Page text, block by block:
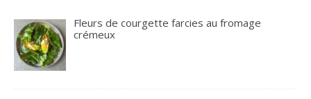
Fleurs de courgette farcies au fromage
crémeux